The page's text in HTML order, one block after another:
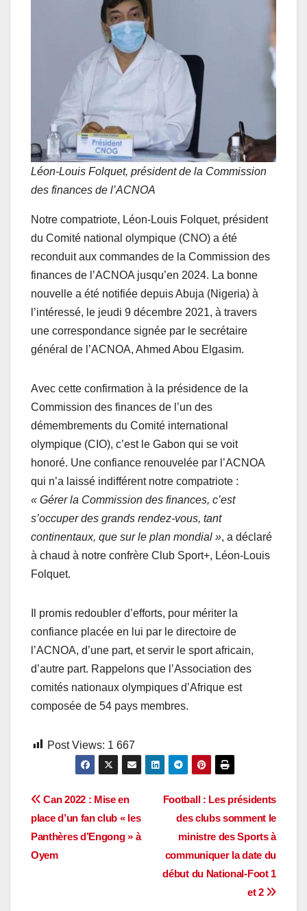
Léon-Louis Folquet, président de la Commission
des finances de l’ACNOA
Notre compatriote, Léon-Louis Folquet, président
du Comité national olympique (CNO) a été
reconduit aux commandes de la Commission des
finances de l’ACNOA jusqu’en 2024. La bonne
nouvelle a été notifiée depuis Abuja (Nigeria) à
l’intéressé, le jeudi 9 décembre 2021, à travers
une correspondance signée par le secrétaire
général de l’ACNOA, Ahmed Abou Elgasim.
Avec cette confirmation à la présidence de la
Commission des finances de l’un des
démembrements du Comité international
olympique (CIO), c’est le Gabon qui se voit
honoré. Une confiance renouvelée par l’ACNOA
qui n’a laissé indifférent notre compatriote :
« Gérer la Commission des finances, c’est
s’occuper des grands rendez-vous, tant
continentaux, que sur le plan mondial », a déclaré
à chaud à notre confrère Club Sport+, Léon-Louis
Folquet.
Il promis redoubler d’efforts, pour mériter la
confiance placée en lui par le directoire de
l’ACNOA, d’une part, et servir le sport africain,
d’autre part. Rappelons que l’Association des
comités nationaux olympiques d’Afrique est
composée de 54 pays membres.
Post Views: 1 667
Navigation
de
l’article
Football : Les présidents
des clubs somment le
ministre des Sports à
communiquer la date du
début du National-Foot 1
et 2
Can 2022 : Mise en
place d’un fan club « les
Panthères d’Engong » à
Oyem